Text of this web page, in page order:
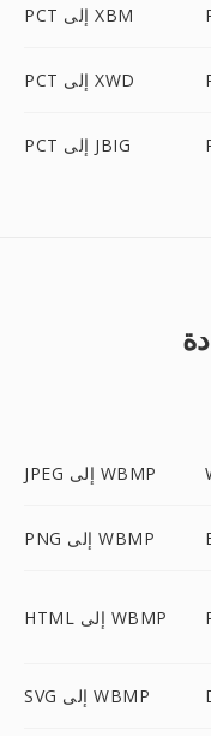
PCT إلى XBM
PCT إلى XWD
PCT إلى JBIG
JPEG إلى WBMP
PNG إلى WBMP
HTML إلى WBMP
SVG إلى WBMP